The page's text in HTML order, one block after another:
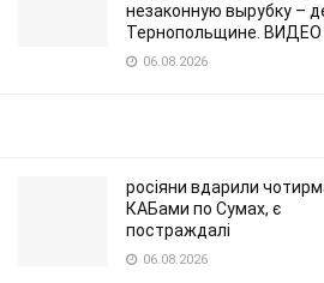
незаконную вырубку –
Тернопольщине. ВИДЕО
06.08.2026
росіяни вдарили
КАБами по Сумах, є
постраждалі
06.08.2026